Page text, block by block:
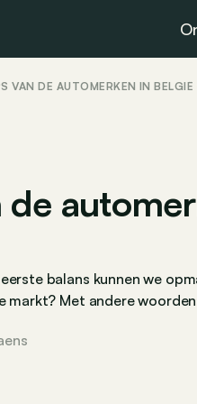
VAN DE AUTOMERKEN IN
balans kunnen we
markt? Met andere